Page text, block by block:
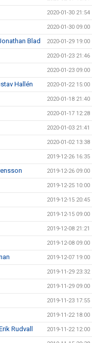
2020-01-30 21:54
2020-01-30 09:00
Blad 2020-01-29 19:00
2020-01-23 21:46
2020-01-23 09:00
Hallén 2020-01-22 15:00
2020-01-18 21:40
2020-01-17 12:28
2020-01-03 21:41
2020-01-02 13:38
2019-12-26 16:35
2019-12-26 09:00
2019-12-25 10:00
2019-12-15 20:45
2019-12-15 09:00
2019-12-08 21:21
2019-12-08 09:00
2019-12-07 19:00
2019-11-29 23:32
2019-11-29 09:00
2019-11-23 17:55
2019-11-22 18:00
Rudvall 2019-11-22 12:00